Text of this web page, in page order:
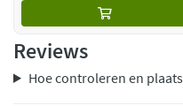
Reviews
Hoe controleren en